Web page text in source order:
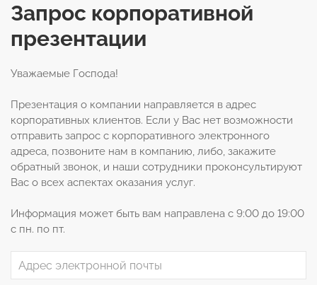
Запрос корпоративной
презентации
Уважаемые Господа!
Презентация о компании направляется в адрес
корпоративных клиентов. Если у Вас нет возможности
отправить запрос с корпоративного электронного
адреса, позвоните нам в компанию, либо, закажите
обратный звонок, и наши сотрудники проконсультируют
Вас о всех аспектах оказания услуг.
Информация может быть вам направлена с 9:00 до 19:00
с пн. по пт.